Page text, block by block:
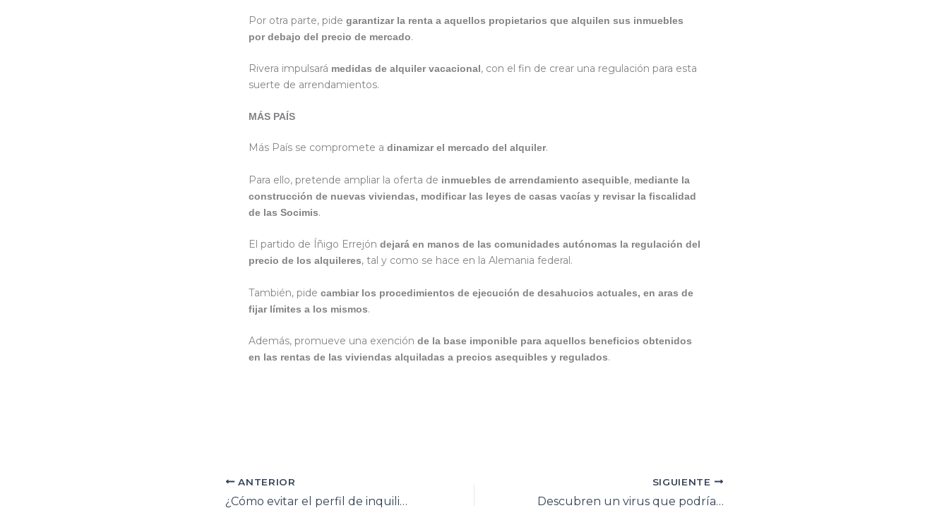
Por otra parte, pide garantizar la renta a aquellos propietarios que alquilen sus inmuebles
por debajo del precio de mercado.
Rivera impulsará medidas de alquiler vacacional, con el fin de crear una regulación para esta
suerte de arrendamientos.
MÁS PAÍS
Más País se compromete a dinamizar el mercado del alquiler.
Para ello, pretende ampliar la oferta de inmuebles de arrendamiento asequible, mediante la
construcción de nuevas viviendas, modificar las leyes de casas vacías y revisar la fiscalidad
de las Socimis.
El partido de Íñigo Errejón dejará en manos de las comunidades autónomas la regulación del
precio de los alquileres, tal y como se hace en la Alemania federal.
También, pide cambiar los procedimientos de ejecución de desahucios actuales, en aras de
fijar límites a los mismos.
Además, promueve una exención de la base imponible para aquellos beneficios obtenidos
en las rentas de las viviendas alquiladas a precios asequibles y regulados.
ANTERIOR
¿Cómo evitar el perfil de inquilino moroso?
SIGUIENTE
Descubren un virus que podría matar todos los tipos de cáncer